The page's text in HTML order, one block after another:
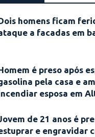
homens ficam
a facadas em
é preso após
pela casa e
esposa em
de 21 anos é
e engravidar